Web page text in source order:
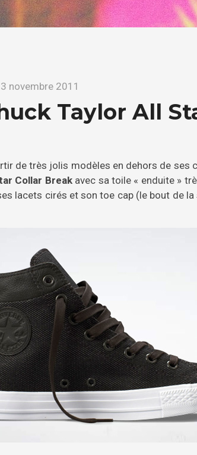
3 novembre 2011
Taylor All
de très jolis modèles en dehors de ses
Collar Breakavec sa toile « enduite »
lacets cirés et son toe cap (le bout de